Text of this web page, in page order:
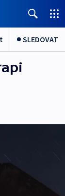
SLEDOVAT